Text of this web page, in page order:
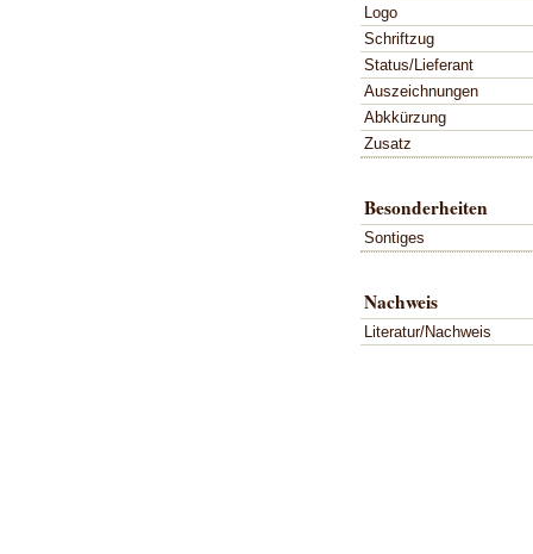
Logo
Schriftzug
Status/Lieferant
Auszeichnungen
Abkkürzung
Zusatz
Besonderheiten
Sontiges
Nachweis
Literatur/Nachweis